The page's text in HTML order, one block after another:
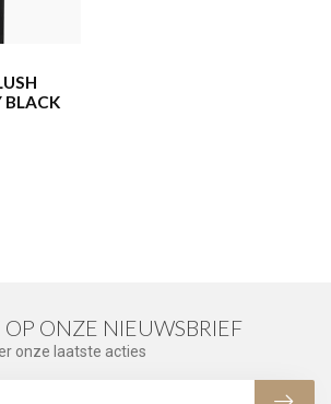
BLACK
ONZE NIEUWSBRIEF
onze laatste acties